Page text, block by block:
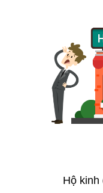
Hộ kinh